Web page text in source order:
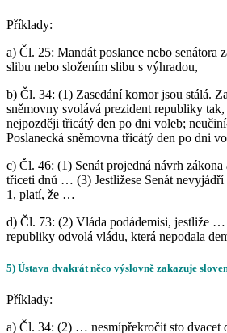
Příklady:
a) Čl. 25: Mandát poslance nebo senátora
slibu nebo složením slibu s výhradou,
b) Čl. 34: (1) Zasedání komor jsou stálá.
sněmovny svolává prezident republiky
nejpozději třicátý den po dni voleb;
Poslanecká sněmovna třicátý den po dni
c) Čl. 46: (1) Senát projedná návrh zákona
třiceti dnů … (3) Jestližese Senát
1, platí, že …
d) Čl. 73: (2) Vláda podádemisi, jestliže …
republiky odvolá vládu, která nepodala
5) Ústava dvakrát něco výslovně zakazuje
Příklady:
a) Čl. 34: (2) … nesmípřekročit sto dvacet